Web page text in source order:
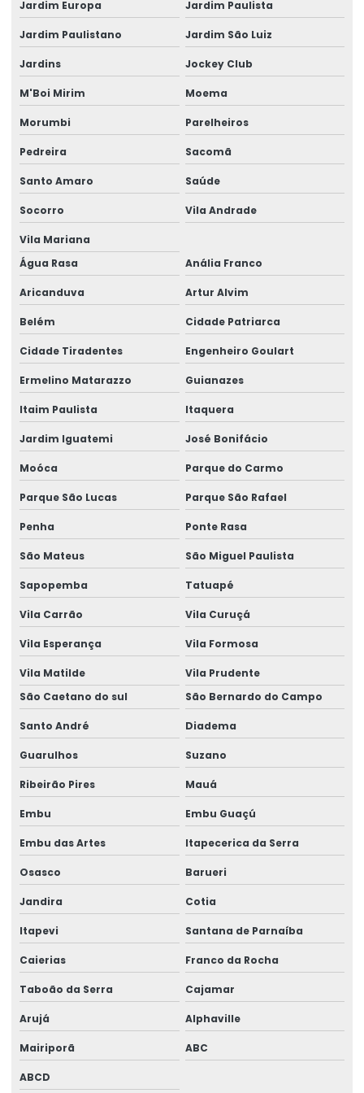
Engenheiro Civil Calculista Estrutural
Estrutura de concreto armado pré moldado
Estrutura de concreto pré moldado preço
Estruturas De Concreto Fundamentos Do Projeto Estrutural
Galpão Estrutura Metálica Projeto
Galpão Industrial Projeto
Galpao Metalico Projeto
Galpão Pré Moldado Projeto
Laudo de construção
Laudo De Estrutura De Telhado
Laudo Estrutural
Laudo estrutural preço
Laudo estrutural predial
Laudo Estrutural Predio
Laudo estrutural residencial
Laudo Estrutural Telhado
Laudo estrutural telhado
Laudo estrutural valor
Laudo técnico de avaliação estrutural
Laudo Técnico De Telhado
Laudo Técnico Estrutural
Laudo Técnico Estrutural De Concreto
Laudo técnico pericial de construção civil
Laudos estruturais
Laudos técnicos engenharia
Modelagem de estrutura
Montagem de estruturas metálicas
Obra Industrial Chave Na Mão
Orçamento De Projeto Estrutural
Jardim Europa Jardim Paulista
Jardim Paulistano Jardim São Luiz
Jardins Jockey Club
M'Boi Mirim Moema
Morumbi Parelheiros
Pedreira Sacomã
Santo Amaro Saúde
Socorro Vila Andrade
Vila Mariana
Água Rasa
Anália Franco
Aricanduva Artur Alvim
Belém Cidade Patriarca
Cidade Tiradentes Engenheiro Goulart
Ermelino Matarazzo Guianazes
Itaim Paulista Itaquera
Jardim Iguatemi José Bonifácio
Moóca Parque do Carmo
Parque São Lucas Parque São Rafael
Penha Ponte Rasa
São Mateus São Miguel Paulista
Sapopemba Tatuapé
Vila Carrão Vila Curuçá
Vila Esperança Vila Formosa
Vila Matilde
Vila Prudente
São Caetano do sul
São Bernardo do Campo
Santo André Diadema
Guarulhos Suzano
Ribeirão Pires Mauá
Embu Embu Guaçú
Embu das Artes Itapecerica da Serra
Osasco Barueri
Jandira Cotia
Itapevi Santana de Parnaíba
Caierias Franco da Rocha
Taboão da Serra Cajamar
Arujá Alphaville
Mairiporã ABC
ABCD